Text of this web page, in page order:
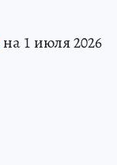
на 1 июля 2026